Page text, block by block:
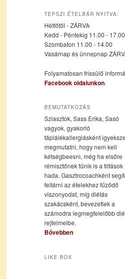
elsődleges
tartalomra
másodlagos
tartalomra
TEPSZI ÉTELBÁR NYITVA:
Hétfőtől - ZÁRVA
Kedd - Péntekig 11.00 - 17.00
Szombaton 11.00 - 14.00
Vasárnap és ünnepnap
Folyamatosan frissülő
Facebook oldalunkon.
BEMUTATKOZÁS
Sziasztok, Sass Erika, Sasó
vagyok, gyakorló
táplálékallergiásként
megmutatni, hogy nem kell
kétségbeesni, még ha elsőre
rémisztőnek tűnik is a tiltások
hada. Gasztrocoachként
feltárni az ételekhez fűződő
viszonyodat, míg diétás
szakácsként, bevezetlek a
számodra legmegfelelőbb
rejtelmeibe.
Bővebben
LIKE BOX